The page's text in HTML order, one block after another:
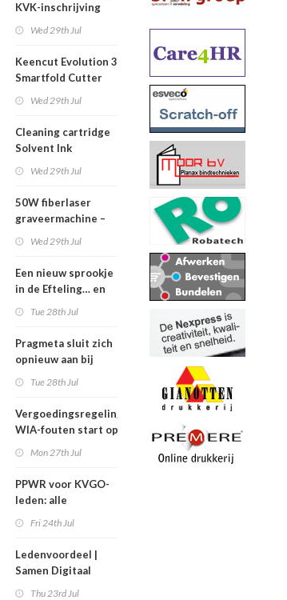
KVK-inschrijving
Wed 29th Jul
Keencut Evolution 3
Smartfold Cutter
Wed 29th Jul
Cleaning cartridge
Solvent Ink
Wed 29th Jul
50W fiberlaser
graveermachine –
Wed 29th Jul
Een nieuw sprookje
in de Efteling… en
Tue 28th Jul
Pragmeta sluit zich
opnieuw aan bij
Tue 28th Jul
Vergoedingsregeling
WIA-fouten start op
Mon 27th Jul
PPWR voor KVGO-
leden: alle
webinar
overzichtelijk op
Fri 24th Jul
Ledenvoordeel |
Samen Digitaal
Thu 23rd Jul